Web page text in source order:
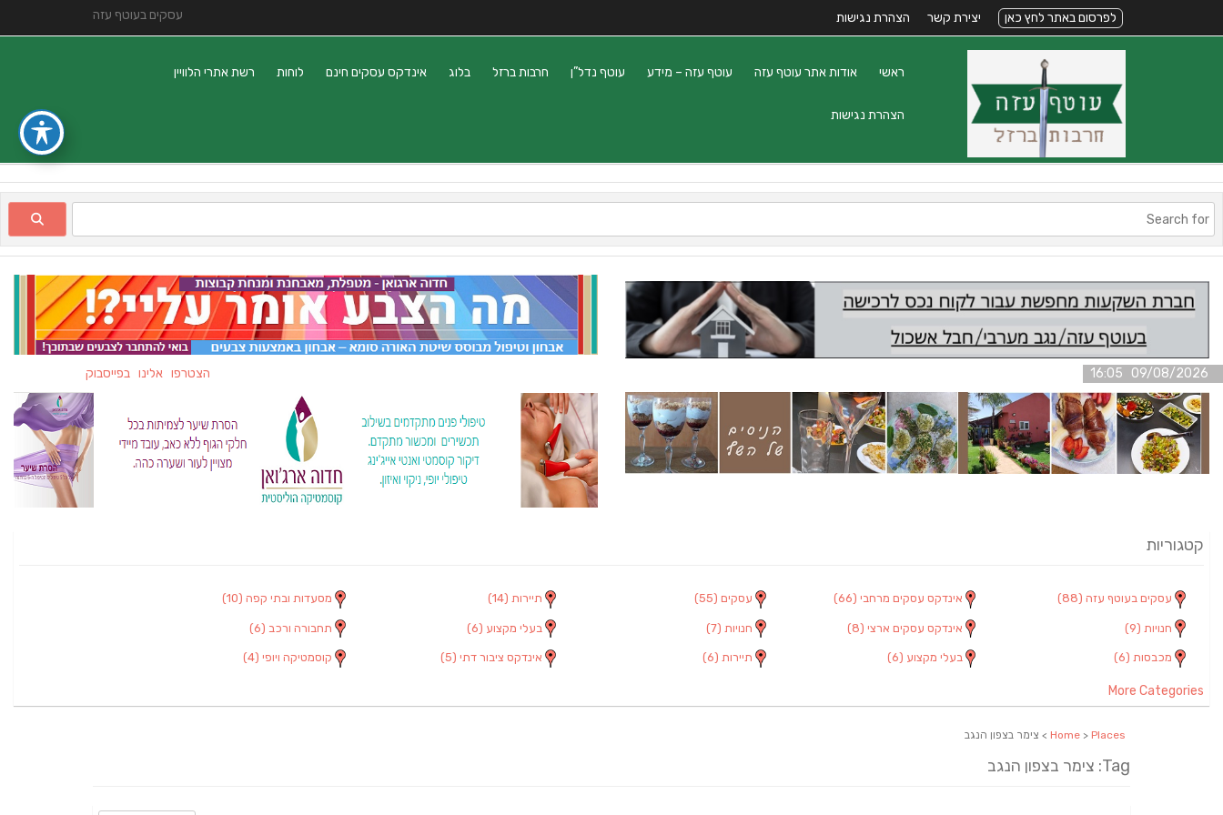
עסקים בעוטף עזה לפרסום באתר לחץ כאן יצירת קשר הצהרת נגישות
ראשי אודות אתר עוטף עזה עוטף עזה – מידע עוטף נדל”ן חרבות ברזל בלוג אינדקס עסקים חינם לוחות רשת אתרי הלוויין
הצהרת נגישות
09/08/2026 16:05 הצטרפו אלינו בפייסבוק
קטגוריות
עסקים בעוטף עזה (88) אינדקס עסקים מרחבי (66) עסקים (55) תיירות (14) מסעדות ובתי קפה (10)
חנויות (9) אינדקס עסקים ארצי (8) חנויות (7) בעלי מקצוע (6) תחבורה ורכב (6)
מכבסות (6) בעלי מקצוע (6) תיירות (6) אינדקס ציבור דתי (5) קוסמטיקה ויופי (4)
More Categories
Home > Places > צימר בצפון הנגב
Tag: צימר בצפון הנגב